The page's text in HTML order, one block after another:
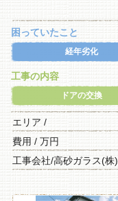
困っていたこと
経年劣化
工事の内容
ドアの交換
エリア /
費用 / 万円
工事会社/高砂ガラス(株)